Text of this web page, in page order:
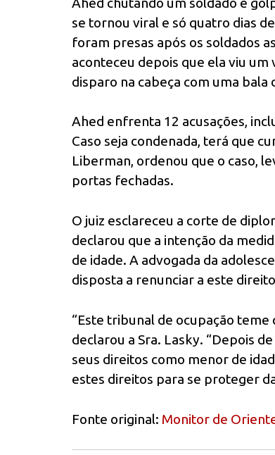
se tornou viral e só quatro dias
foram presas após os soldados
aconteceu depois que ela viu
disparo na cabeça com uma bala
Ahed enfrenta 12 acusações,
Caso seja condenada, terá que
Liberman, ordenou que o caso,
portas fechadas.
O juiz esclareceu a corte de
declarou que a intenção da
de idade. A advogada da
disposta a renunciar a este
“Este tribunal de ocupação teme
declarou a Sra. Lasky. “Depois
seus direitos como menor de
estes direitos para se proteger
Fonte original: Monitor de